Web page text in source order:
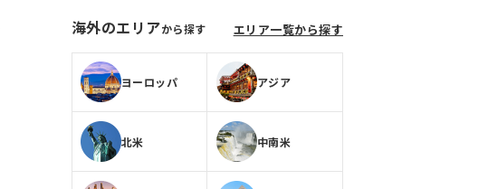
海外のエリアから探す エリア一覧から探す
ヨーロッパ アジア
北米 中南米